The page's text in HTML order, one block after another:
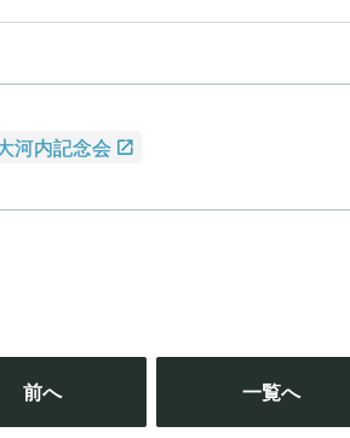
河内記念会
投
稿
ナ
ビ
前へ 一覧へ